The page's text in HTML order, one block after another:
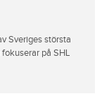
Sveriges största
på SHL